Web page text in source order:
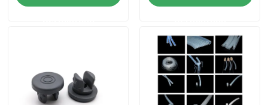
Plunger Jarum Suntik Karet